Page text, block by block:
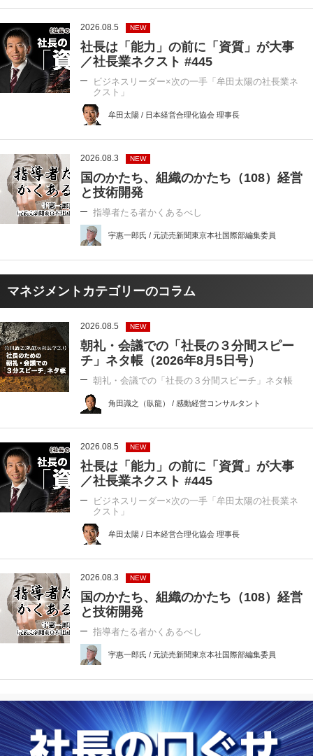
2026.08.5 NEW
社長は「能力」の前に「資質」が大事
／社長業ネクスト #445
ビジネスリーダー×次の一手「牟田太陽の社長業ネ
クスト」
牟田太陽 / 日本経営合理化協会 理事長
2026.08.3 NEW
国のかたち、組織のかたち（108）経営
と技術開発
指導者たる者かくあるべし
宇惠一郎氏 / 元読売新聞東京本社国際部編集委員
マネジメントカテゴリーのコラム
2026.08.5 NEW
朝礼・会議での「社長の３分間スピー
チ」ネタ帳（2026年8月5日号）
朝礼・会議での「社長の３分間スピーチ」ネタ帳
角田識之（臥龍） / 感動経営コンサルタント
2026.08.5 NEW
社長は「能力」の前に「資質」が大事
／社長業ネクスト #445
ビジネスリーダー×次の一手「牟田太陽の社長業ネ
クスト」
牟田太陽 / 日本経営合理化協会 理事長
2026.08.3 NEW
国のかたち、組織のかたち（108）経営
と技術開発
指導者たる者かくあるべし
宇惠一郎氏 / 元読売新聞東京本社国際部編集委員